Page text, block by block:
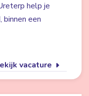
help je
een
vacature